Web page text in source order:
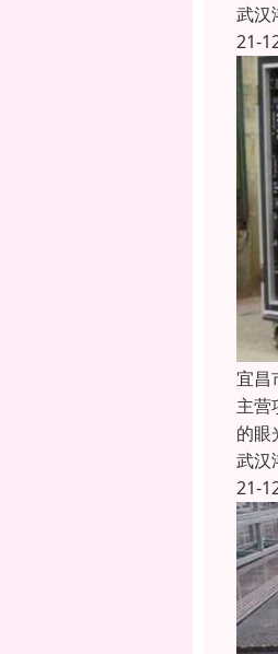
武汉
21-
宜昌
主营
的眼
武汉
21-